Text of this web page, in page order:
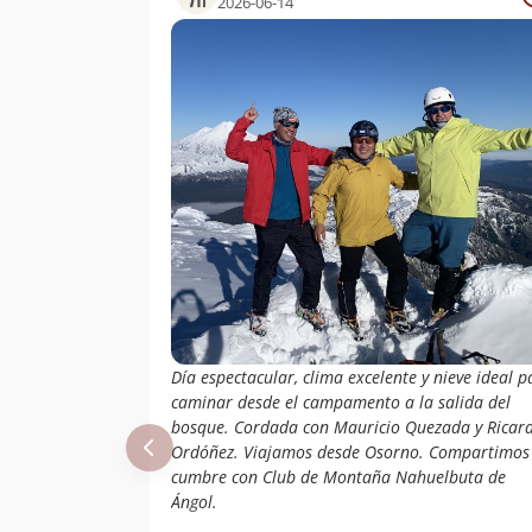
21/02/14 Naio Pardo Leiva
Oliver Francisco
Bravo
Diego Andrés
Ibaceta Ulloa
Daniela Quiroz
Olguín
Mario Arias
02/11/13
Edgardo Duarte
Jorquera
20/01/13
Claudio
Sepulveda,
Patricio Jimenez
28/10/12
Erick Gonzalo
Troncoso Villa
26/04/12
Daniel Boizier,
Día espectacular, clima excelente y nieve ideal
caminar desde el campamento a la salida del
bosque. Cordada con Mauricio Quezada y
Ordóñez. Viajamos desde Osorno. Compartimos
cumbre con Club de Montaña Nahuelbuta de
Ángol.